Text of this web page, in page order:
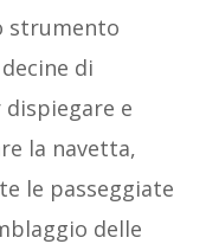
strumento
di
e
la navetta,
le passeggiate
delle